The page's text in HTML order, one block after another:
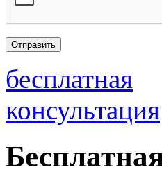
бесплатная
консультация